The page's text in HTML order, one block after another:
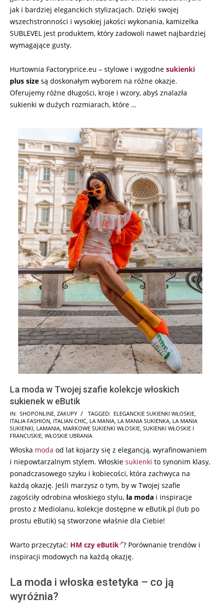
jak i bardziej eleganckich stylizacjach. Dzięki swojej
wszechstronności i wysokiej jakości wykonania, kamizelka
SUBLEVEL jest produktem, który zadowoli nawet najbardziej
wymagające gusty.
Hurtownia Factoryprice.eu – stylowe i wygodne sukienki
plus size są doskonałym wyborem na różne okazje.
Oferujemy różne długości, kroje i wzory, abyś znalazła
sukienki w dużych rozmiarach, które …
La moda w Twojej szafie kolekcje włoskich
sukienek w eButik
2025-
08-
18
IN: SHOPONLINE, ZAKUPY TAGGED: ELEGANCKIE SUKIENKI WŁOSKIE,
ITALIA FASHION, ITALIAN CHIC, LA MANIA, LA MANIA SUKIENKA, LA MANIA
SUKIENKI, LAMANIA, MARKOWE SUKIENKI WŁOSKIE, SUKIENKI WŁOSKIE I
FRANCUSKIE, WŁOSKIE UBRANIA
Włoska moda od lat kojarzy się z elegancją, wyrafinowaniem
i niepowtarzalnym stylem. Włoskie sukienki to synonim klasy,
ponadczasowego szyku i kobiecości, która zachwyca na
każdą okazję. Jeśli marzysz o tym, by w Twojej szafie
zagościły odrobina włoskiego stylu, la moda i inspiracje
prosto z Mediolanu, kolekcje dostępne w eButik.pl (lub po
prostu eButik) są stworzone właśnie dla Ciebie!
Warto przeczytać: HM czy eButik ? Porównanie trendów i
inspiracji modowych na każdą okazję.
La moda i włoska estetyka – co ją
wyróżnia?